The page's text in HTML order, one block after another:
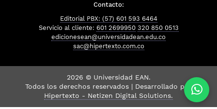
Contacto:
Editorial PBX: (57) 601 593 6464
Servicio al cliente: 601 2699950 320 850 0513
edicionesean@universidadean.edu.co
sac@hipertexto.com.co
2026 © Universidad EAN.
Todos los derechos reservados | Desarrollado por
Hipertexto - Netizen Digital Solutions.